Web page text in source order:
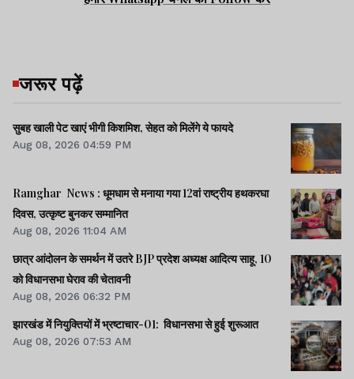
जरूर पढ़ें
सुबह खाली पेट खाएं भीगी किशमिश, सेहत को मिलेंगे ये फायदे
Aug 08, 2026 04:59 PM
Ramghar News : धूमधाम से मनाया गया 12वां राष्ट्रीय हथकरघा
दिवस, उत्कृष्ट बुनकर सम्मानित
Aug 08, 2026 11:04 AM
छात्र आंदोलन के समर्थन में उतरे BJP प्रदेश अध्यक्ष आदित्य साहू, 10
को विधानसभा घेराव की चेतावनी
Aug 08, 2026 06:32 PM
झारखंड में नियुक्तियों में भ्रष्टाचार-01: विधानसभा से हुई शुरूआत
Aug 08, 2026 07:53 AM